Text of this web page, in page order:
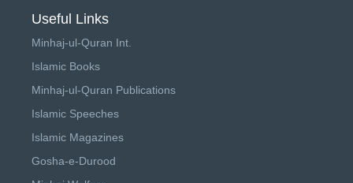
Useful Links
Minhaj-ul-Quran Int.
Islamic Books
Minhaj-ul-Quran Publications
Islamic Speeches
Islamic Magazines
Gosha-e-Durood